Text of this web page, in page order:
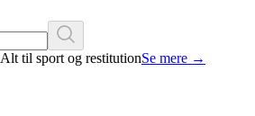
Alt til sport og restitutionSe mere →